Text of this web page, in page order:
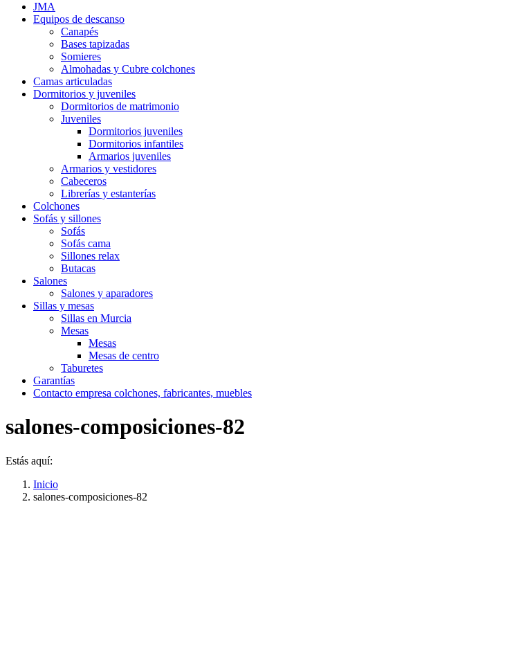
JMA
Equipos de descanso
Canapés
Bases tapizadas
Somieres
Almohadas y Cubre colchones
Camas articuladas
Dormitorios y juveniles
Dormitorios de matrimonio
Juveniles
Dormitorios juveniles
Dormitorios infantiles
Armarios juveniles
Armarios y vestidores
Cabeceros
Librerías y estanterías
Colchones
Sofás y sillones
Sofás
Sofás cama
Sillones relax
Butacas
Salones
Salones y aparadores
Sillas y mesas
Sillas en Murcia
Mesas
Mesas
Mesas de centro
Taburetes
Garantías
Contacto empresa colchones, fabricantes, muebles
salones-composiciones-82
Estás aquí:
Inicio
salones-composiciones-82